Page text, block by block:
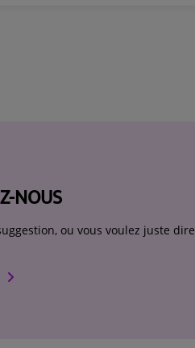
NOUS
ou vous voulez juste dire